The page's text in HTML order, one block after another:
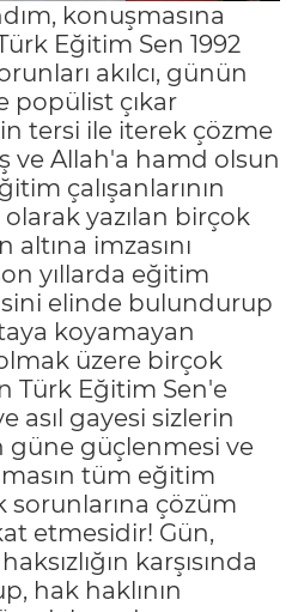
konuşmasına
Eğitim Sen 1992
akılcı, günün
popülist çıkar
tersi ile iterek çözme
ve Allah'a hamd olsun
çalışanlarının
yazılan birçok
imzasını
yıllarda eğitim
elinde bulundurup
koyamayan
üzere birçok
Türk Eğitim Sen'e
asıl gayesi sizlerin
güne güçlenmesi ve
tüm eğitim
sorunlarına çözüm
etmesidir! Gün,
karşısında
hak haklının